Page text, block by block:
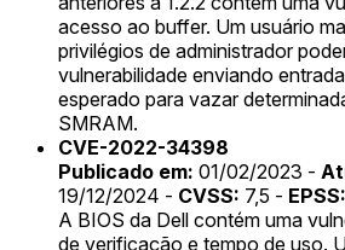
acesso ao buffer. Um usuário
privilégios de administrador
vulnerabilidade enviando
esperado para vazar
SMRAM.
CVE-2022-34398
Publicado em: 01/02/2023 -
19/12/2024 - CVSS: 7,5 - EPSS:
A BIOS da Dell contém uma
de verificação e tempo de uso.